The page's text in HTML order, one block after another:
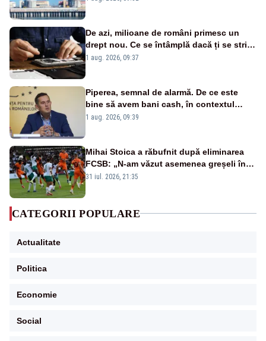
De azi, milioane de români primesc un
drept nou. Ce se întâmplă dacă ți se strică
un produs
1 aug. 2026, 09:37
Piperea, semnal de alarmă. De ce este
bine să avem bani cash, în contextul
alertei energetice?
1 aug. 2026, 09:39
Mihai Stoica a răbufnit după eliminarea
FCSB: „N-am văzut asemenea greșeli în
190 de meciuri europene”
31 iul. 2026, 21:35
CATEGORII POPULARE
Actualitate
Politica
Economie
Social